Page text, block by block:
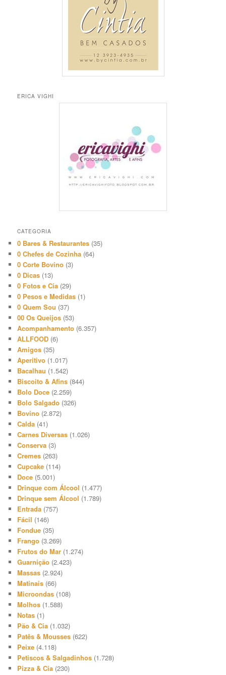
ERICA VIGHI
CATEGORIA
0 Bares & Restaurantes (35)
0 Chefes de Cozinha (64)
0 Corte Bovino (3)
0 Dicas (13)
0 Fotos e Cia (29)
0 Pesos e Medidas (1)
0 Quem Sou (37)
00 Os Queijos (53)
Acompanhamento (6.357)
ALLFOOD (6)
Amigos (35)
Aperitivo (1.017)
Bacalhau (1.542)
Biscoito & Afins (844)
Bolo Doce (2.259)
Bolo Salgado (326)
Bovino (2.872)
Calda (41)
Carnes Diversas (1.026)
Conserva (3)
Cremes (263)
Cupcake (114)
Doce (5.001)
Drinque com Álcool (1.477)
Drinque sem Álcool (1.789)
Entrada (757)
Fácil (146)
Fondue (35)
Frango (3.269)
Frutos do Mar (1.274)
Guarnição (2.423)
Massas (2.924)
Matinais (66)
Microondas (108)
Molhos (1.588)
Notas (1)
Pão & Cia (1.032)
Patês & Mousses (622)
Peixe (4.118)
Petiscos & Salgadinhos (1.728)
Pizza & Cia (230)